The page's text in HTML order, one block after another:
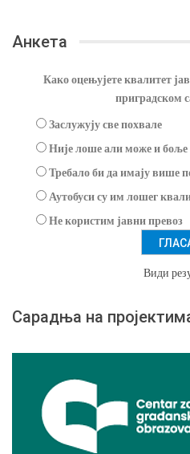
Анкета
Како оцењујете квалитет
приградском
Заслужују све похвале
Није лоше али може и боље
Требало би да имају више
Аутобуси су им лошег
Не користим јавни превоз
Види
Сарадња на